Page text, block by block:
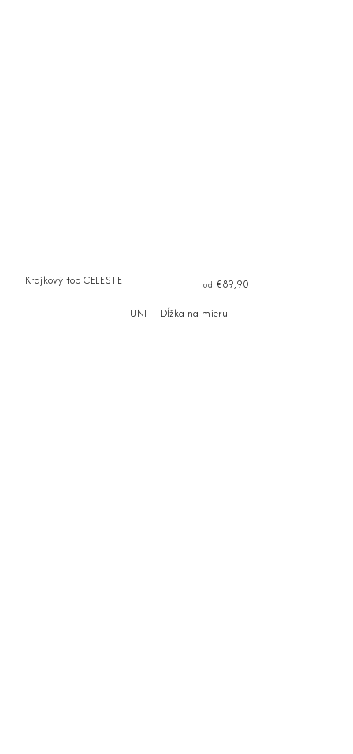
Krajkový top CELESTE od €89,90
UNI
Dĺžka na mieru